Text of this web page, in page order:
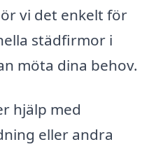
vi det enkelt för
städfirmor i
möta dina behov.
hjälp med
eller andra